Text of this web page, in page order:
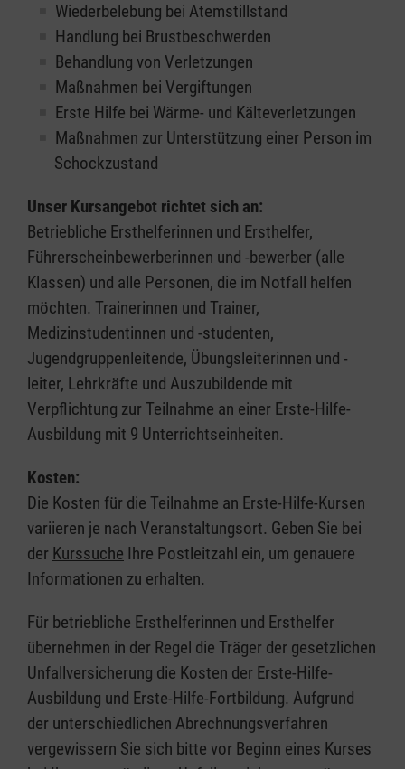
Wiederbelebung bei Atemstillstand
Handlung bei Brustbeschwerden
Behandlung von Verletzungen
Maßnahmen bei Vergiftungen
Erste Hilfe bei Wärme- und Kälteverletzungen
Maßnahmen zur Unterstützung einer Person im
Schockzustand
Unser Kursangebot richtet sich an:
Betriebliche Ersthelferinnen und Ersthelfer,
Führerscheinbewerberinnen und -bewerber (alle
Klassen) und alle Personen, die im Notfall helfen
möchten. Trainerinnen und Trainer,
Medizinstudentinnen und -studenten,
Jugendgruppenleitende, Übungsleiterinnen und -
leiter, Lehrkräfte und Auszubildende mit
Verpflichtung zur Teilnahme an einer Erste-Hilfe-
Ausbildung mit 9 Unterrichtseinheiten.
Kosten:
Die Kosten für die Teilnahme an Erste-Hilfe-Kursen
variieren je nach Veranstaltungsort. Geben Sie bei
der Kurssuche Ihre Postleitzahl ein, um genauere
Informationen zu erhalten.
Für betriebliche Ersthelferinnen und Ersthelfer
übernehmen in der Regel die Träger der gesetzlichen
Unfallversicherung die Kosten der Erste-Hilfe-
Ausbildung und Erste-Hilfe-Fortbildung. Aufgrund
der unterschiedlichen Abrechnungsverfahren
vergewissern Sie sich bitte vor Beginn eines Kurses